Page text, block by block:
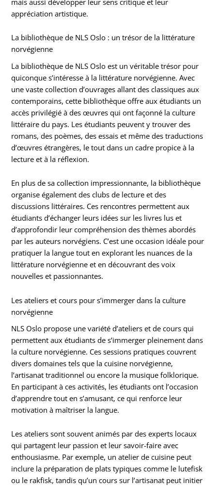
appréciation artistique.
La bibliothèque de NLS Oslo : un trésor de la littérature
norvégienne
La bibliothèque de NLS Oslo est un véritable trésor pour
quiconque s’intéresse à la littérature norvégienne. Avec
une vaste collection d’ouvrages allant des classiques aux
contemporains, cette bibliothèque offre aux étudiants un
accès privilégié à des œuvres qui ont façonné la culture
littéraire du pays. Les étudiants peuvent y trouver des
romans, des poèmes, des essais et même des traductions
d’œuvres étrangères, le tout dans un cadre propice à la
lecture et à la réflexion.
En plus de sa collection impressionnante, la bibliothèque
organise également des clubs de lecture et des
discussions littéraires. Ces rencontres permettent aux
étudiants d’échanger leurs idées sur les livres lus et
d’approfondir leur compréhension des thèmes abordés
par les auteurs norvégiens. C’est une occasion idéale pour
pratiquer la langue tout en explorant les nuances de la
littérature norvégienne et en découvrant des voix
nouvelles et passionnantes.
Les ateliers et cours pour s’immerger dans la culture
norvégienne
NLS Oslo propose une variété d’ateliers et de cours qui
permettent aux étudiants de s’immerger pleinement dans
la culture norvégienne. Ces sessions pratiques couvrent
divers domaines tels que la cuisine norvégienne,
l’artisanat traditionnel ou encore la musique folklorique.
En participant à ces activités, les étudiants ont l’occasion
d’apprendre tout en s’amusant, ce qui renforce leur
motivation à maîtriser la langue.
Les ateliers sont souvent animés par des experts locaux
qui partagent leur passion et leur savoir-faire avec
enthousiasme. Par exemple, un atelier de cuisine peut
inclure la préparation de plats typiques comme le lutefisk
ou le rakfisk, tandis qu’un cours sur l’artisanat peut initier